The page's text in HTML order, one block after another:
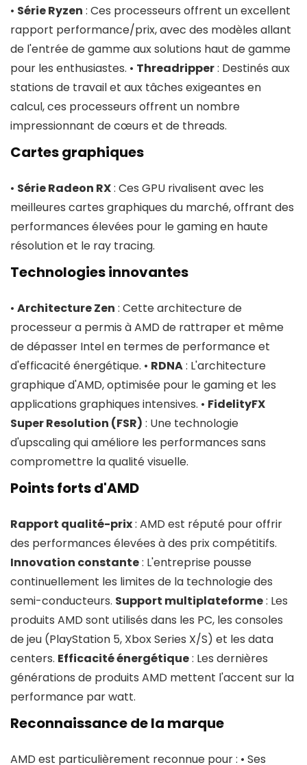
• Série Ryzen : Ces processeurs offrent un excellent
rapport performance/prix, avec des modèles allant
de l'entrée de gamme aux solutions haut de gamme
pour les enthusiastes. • Threadripper: Destinés aux
stations de travail et aux tâches exigeantes en
calcul, ces processeurs offrent un nombre
impressionnant de cœurs et de threads.
Cartes graphiques
• Série Radeon RX: Ces GPU rivalisent avec les
meilleures cartes graphiques du marché, offrant des
performances élevées pour le gaming en haute
résolution et le ray tracing.
Technologies innovantes
• Architecture Zen : Cette architecture de
processeur a permis à AMD de rattraper et même
de dépasser Intel en termes de performance et
d'efficacité énergétique. • RDNA: L'architecture
graphique d'AMD, optimisée pour le gaming et les
applications graphiques intensives. • FidelityFX
Super Resolution (FSR) : Une technologie
d'upscaling qui améliore les performances sans
compromettre la qualité visuelle.
Points forts d'AMD
Rapport qualité-prix: AMD est réputé pour offrir
des performances élevées à des prix compétitifs.
Innovation constante: L'entreprise pousse
continuellement les limites de la technologie des
semi-conducteurs. Support multiplateforme: Les
produits AMD sont utilisés dans les PC, les consoles
de jeu (PlayStation 5, Xbox Series X/S) et les data
centers. Efficacité énergétique: Les dernières
générations de produits AMD mettent l'accent sur la
performance par watt.
Reconnaissance de la marque
AMD est particulièrement reconnue pour : • Ses